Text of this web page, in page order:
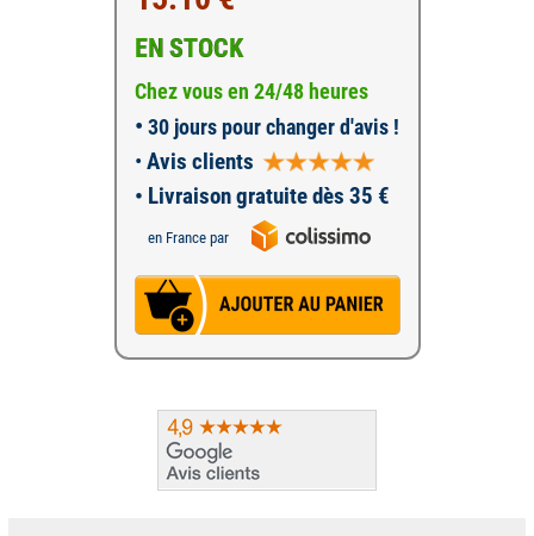
EN STOCK
Chez vous en 24/48 heures
• 30 jours pour changer d'avis !
• Avis clients
• Livraison gratuite dès 35 €
en France par